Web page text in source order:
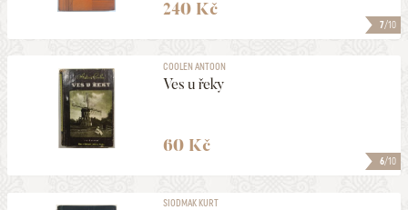
7/10
240 Kč
6/10
COOLEN ANTOON
Ves u řeky
60 Kč
SIODMAK KURT